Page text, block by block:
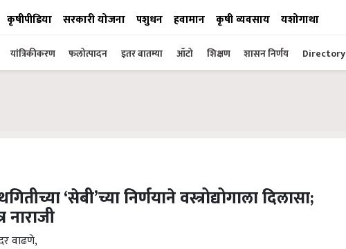
कृषीपीडिया सरकारी योजना पशुधन हवामान कृषी व्यवसाय यशोगाथा
यांत्रिकीकरण फलोत्पादन इतर बातम्या ऑटो शिक्षण शासन निर्णय Directory
‘सेबी’च्या निर्णयाने वस्त्रोद्योगाला दिलासा;
नाराजी
वाढणे,